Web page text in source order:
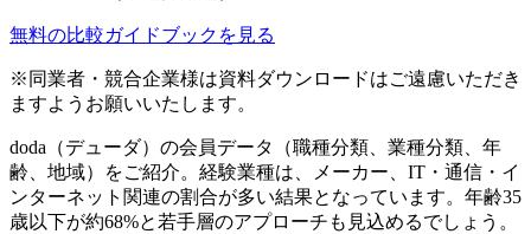
無料の比較ガイドブックを見る
※同業者・競合企業様は資料ダウンロードはご遠慮いただき
ますようお願いいたします。
doda（デューダ）の会員データ（職種分類、業種分類、年
齢、地域）をご紹介。経験業種は、メーカー、IT・通信・イ
ンターネット関連の割合が多い結果となっています。年齢35
歳以下が約68%と若手層のアプローチも見込めるでしょう。